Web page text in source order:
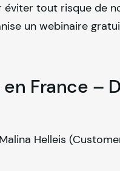
éviter tout risque de
un webinaire
France –
Helleis